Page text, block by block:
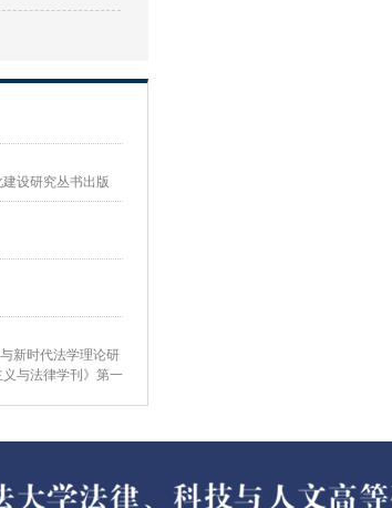
设研究丛书出版
新时代法学理论研
与法律学刊》第一